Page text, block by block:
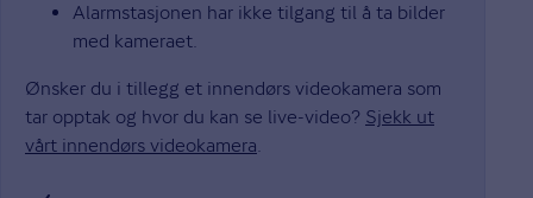
Alarmstasjonen har ikke tilgang til å ta bilder
med kameraet.
Ønsker du i tillegg et innendørs videokamera som
tar opptak og hvor du kan se live-video? Sjekk ut
vårt innendørs videokamera.